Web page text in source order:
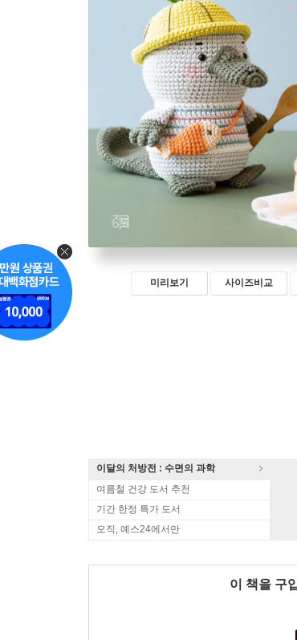
미리보기 사이즈비교
이달의 처방전 : 수면의 과학
여름철 건강 도서 추천
기간 한정 특가 도서
오직, 예스24에서만
이 책을 구